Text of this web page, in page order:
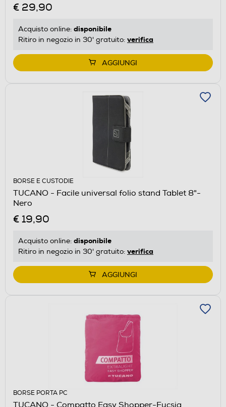
€ 29,90
Acquisto online: disponibile
Ritiro in negozio in 30' gratuito: verifica
AGGIUNGI
BORSE E CUSTODIE
TUCANO - Facile universal folio stand Tablet 8"-
Nero
€ 19,90
Acquisto online: disponibile
Ritiro in negozio in 30' gratuito: verifica
AGGIUNGI
BORSE PORTA PC
TUCANO - Compatto Easy Shopper-Fucsia